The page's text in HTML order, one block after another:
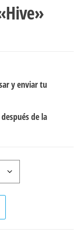
y enviar tu
de la